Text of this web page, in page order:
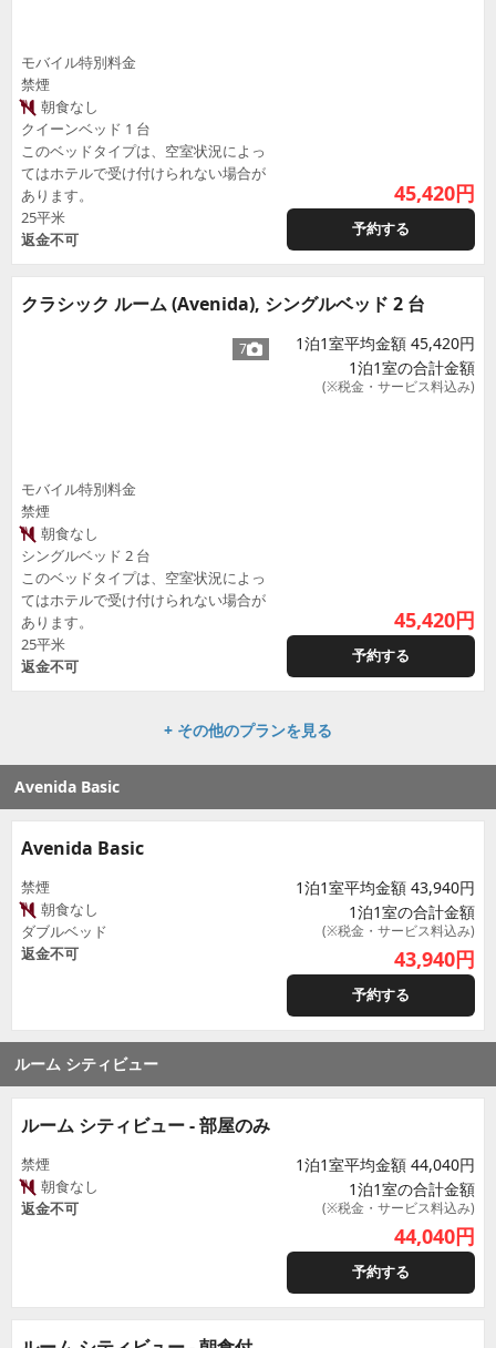
モバイル特別料金
禁煙
朝食なし
クイーンベッド 1 台
このベッドタイプは、空室状況によっ
てはホテルで受け付けられない場合が
あります。
25平米
返金不可
45,420円
予約する
クラシック ルーム (Avenida), シングルベッド 2 台
7
モバイル特別料金
禁煙
朝食なし
シングルベッド 2 台
このベッドタイプは、空室状況によっ
てはホテルで受け付けられない場合が
あります。
25平米
返金不可
1泊1室平均金額 45,420円
1泊1室の合計金額
(※税金・サービス料込み)
45,420円
予約する
+ その他のプランを見る
Avenida Basic
Avenida Basic
禁煙
朝食なし
ダブルベッド
返金不可
1泊1室平均金額 43,940円
1泊1室の合計金額
(※税金・サービス料込み)
43,940円
予約する
ルーム シティビュー
ルーム シティビュー - 部屋のみ
禁煙
朝食なし
返金不可
1泊1室平均金額 44,040円
1泊1室の合計金額
(※税金・サービス料込み)
44,040円
予約する